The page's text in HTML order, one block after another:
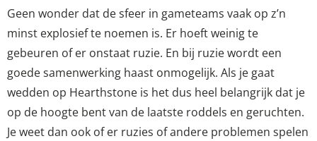
Geen wonder dat de sfeer in gameteams vaak op z’n
minst explosief te noemen is. Er hoeft weinig te
gebeuren of er onstaat ruzie. En bij ruzie wordt een
goede samenwerking haast onmogelijk. Als je gaat
wedden op Hearthstone is het dus heel belangrijk dat je
op de hoogte bent van de laatste roddels en geruchten.
Je weet dan ook of er ruzies of andere problemen spelen